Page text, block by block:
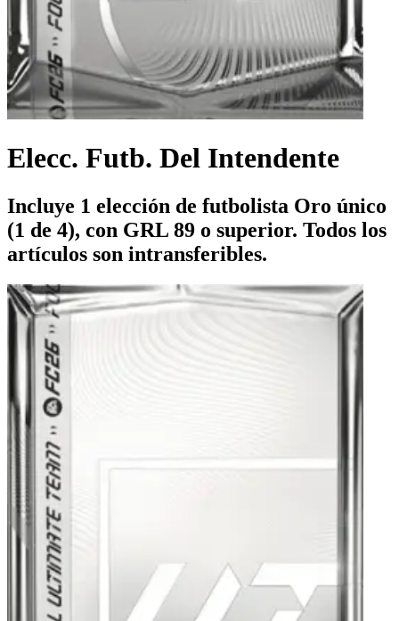
Elecc. Futb. Del Intendente
Incluye 1 elección de futbolista Oro único
(1 de 4), con GRL 89 o superior. Todos los
artículos son intransferibles.